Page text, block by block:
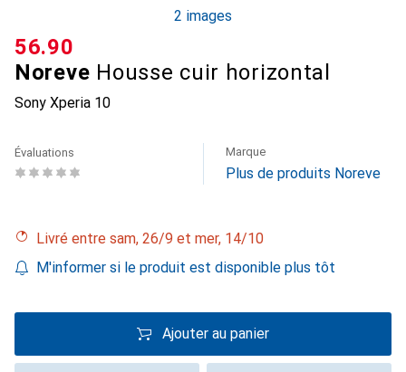
2 images
Noreve Housse cuir horizontal
Sony Xperia 10
CHF
56.90
Évaluations Marque
Plus de produits Noreve
Livré entre sam, 26/9 et mer, 14/10
M'informer si le produit est disponible plus tôt
Ajouter au panier